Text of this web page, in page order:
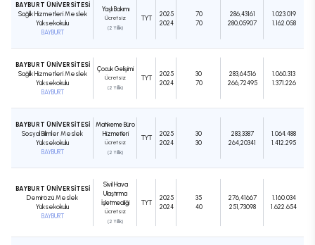
BAYBURT ÜNİVERSİTESİ
Sağlık Hizmetleri Meslek
Yüksekokulu
BAYBURT
Yaşlı Bakımı
Ücretsiz
(2 Yıllık)
TYT
2025
2024
70
70
286,43161
280,05907
1.023.019
1.162.058
BAYBURT ÜNİVERSİTESİ
Sağlık Hizmetleri Meslek
Yüksekokulu
BAYBURT
Çocuk Gelişimi
Ücretsiz
(2 Yıllık)
TYT
2025
2024
30
70
283,64516
266,72495
1.060.313
1.371.226
BAYBURT ÜNİVERSİTESİ
Sosyal Bilimler Meslek
Yüksekokulu
BAYBURT
Mahkeme Büro
Hizmetleri
Ücretsiz
(2 Yıllık)
TYT
2025
2024
30
30
283,3387
264,20341
1.064.488
1.412.295
BAYBURT ÜNİVERSİTESİ
Demirözü Meslek
Yüksekokulu
BAYBURT
Sivil Hava
Ulaştırma
İşletmeciliği
Ücretsiz
(2 Yıllık)
TYT
2025
2024
35
40
276,41667
251,73098
1.160.034
1.622.654